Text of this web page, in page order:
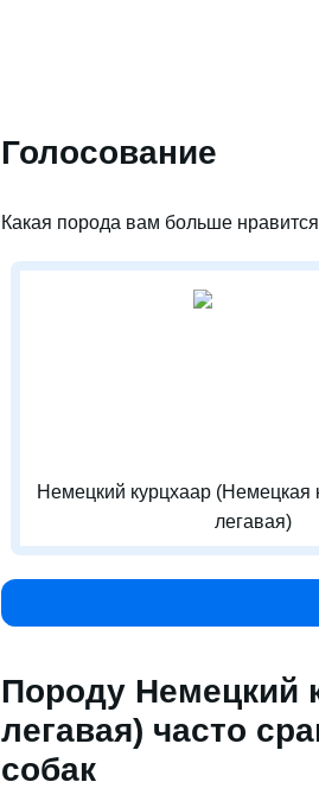
Голосование
Какая порода вам больше
Немецкий курцхаар (Немецкая
легавая)
Породу Немецкий
легавая) часто
собак